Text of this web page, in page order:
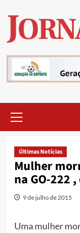
content
Menu
Últimas Notícias
Mulher
na GO-222
9 de julho de 2015
Uma mulher